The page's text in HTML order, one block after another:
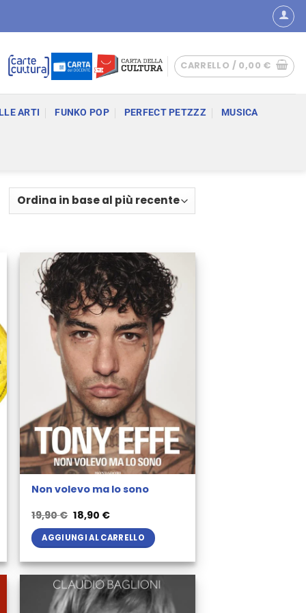
CARRELLO / 0,00 €
ARTI FUNKO POP PERFECT PETZZZ MUSICA
recente
Non volevo ma lo sono
19,90€ Il
prezzo
originale
era:
19,90 €.
18,90 €Il
attuale
è:
18,90 €.
AGGIUNGI AL CARRELLO